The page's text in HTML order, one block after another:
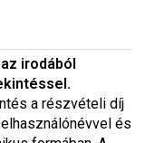
irodából
a részvételi díj
és